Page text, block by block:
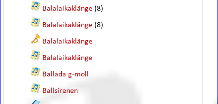
Balalaikaklänge (8)
Balalaikaklänge (8)
Balalaikaklänge
Balalaikaklänge
Ballada g-moll
Ballsirenen